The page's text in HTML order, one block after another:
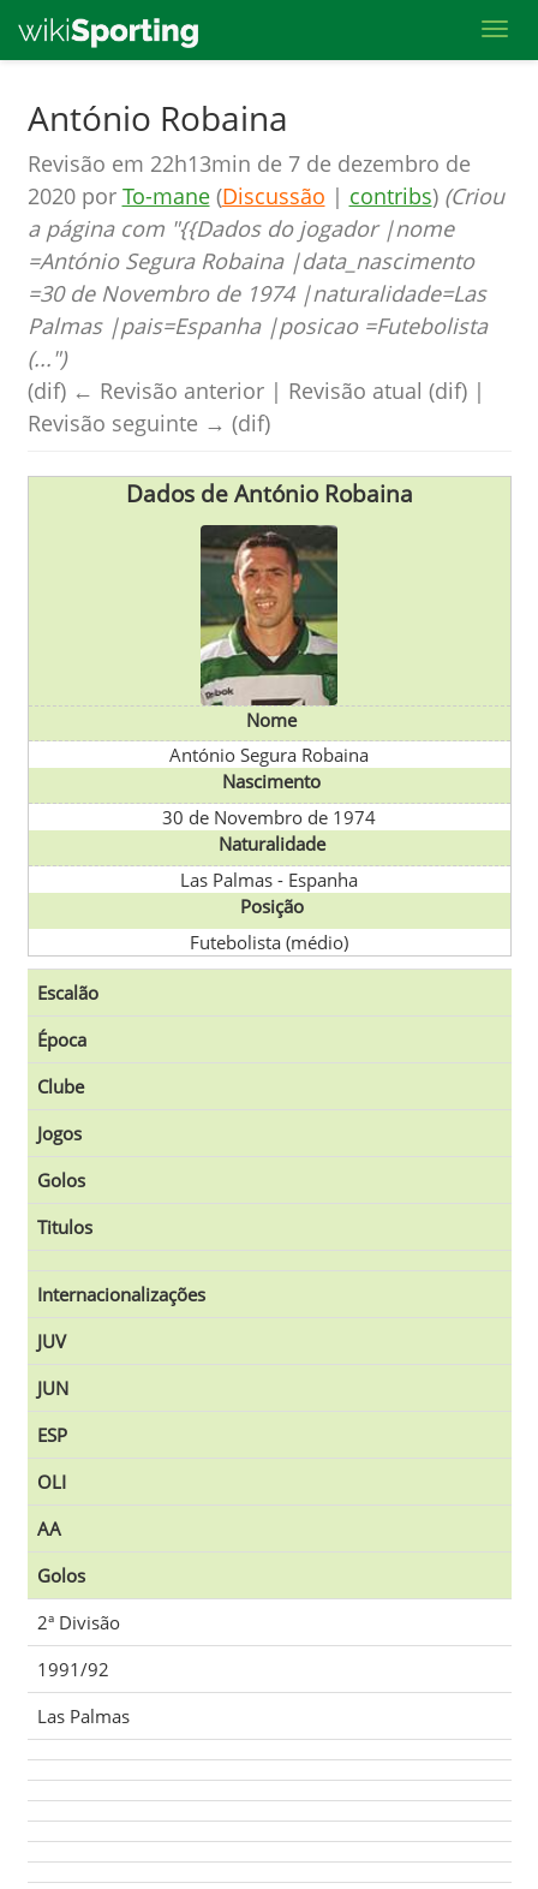
main
content
António Robaina
Revisão em 22h13min de 7 de dezembro de
2020 por To-mane (Discussão | contribs) (Criou
a página com "{{Dados do jogador |nome
=António Segura Robaina |data_nascimento
=30 de Novembro de 1974 |naturalidade=Las
Palmas |pais=Espanha |posicao =Futebolista
(...")
(dif) ← Revisão anterior | Revisão atual (dif) |
Revisão seguinte → (dif)
Dados de António Robaina
Nome
António Segura Robaina
Nascimento
30 de Novembro de 1974
Naturalidade
Las Palmas - Espanha
Posição
Futebolista (médio)
Escalão
Época
Clube
Jogos
Golos
Titulos
Internacionalizações
JUV
JUN
ESP
OLI
AA
Golos
2ª Divisão
1991/92
Las Palmas